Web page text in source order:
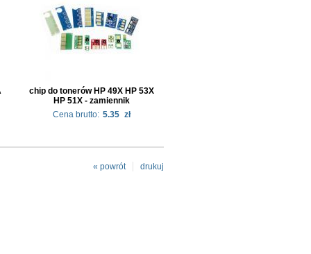
chip do tonerów HP 49X HP 53X
HP 51X - zamiennik
Cena brutto: 5.35 zł
drukuj
« powrót